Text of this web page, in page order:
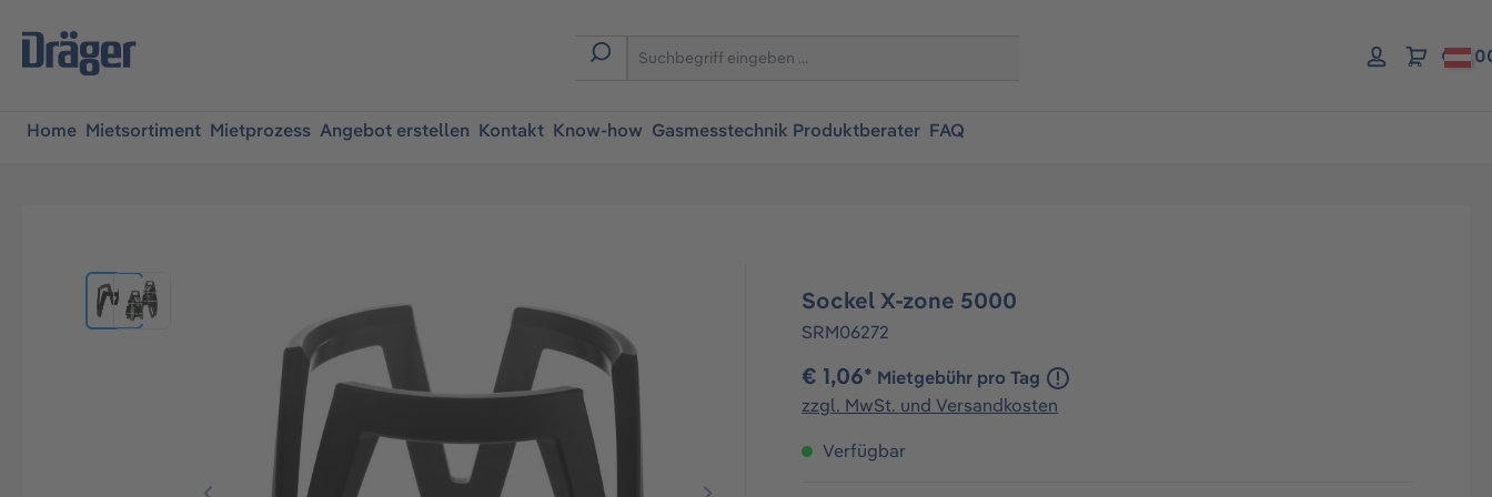
€
Home Mietsortiment Mietprozess Angebot erstellen Kontakt Know-how Gasmesstechnik Produktberater FAQ
Sockel X-zone 5000
SRM06272
Mietgebühr pro Tag
€ 1,06*
zzgl. MwSt. und Versandkosten
Verfügbar